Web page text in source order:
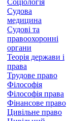
Соціологія
Судова
медицина
Судові та
правоохоронні
органи
Теорія держави і
права
Трудове право
Філософія
Філософія права
Фінансове право
Цивільне право